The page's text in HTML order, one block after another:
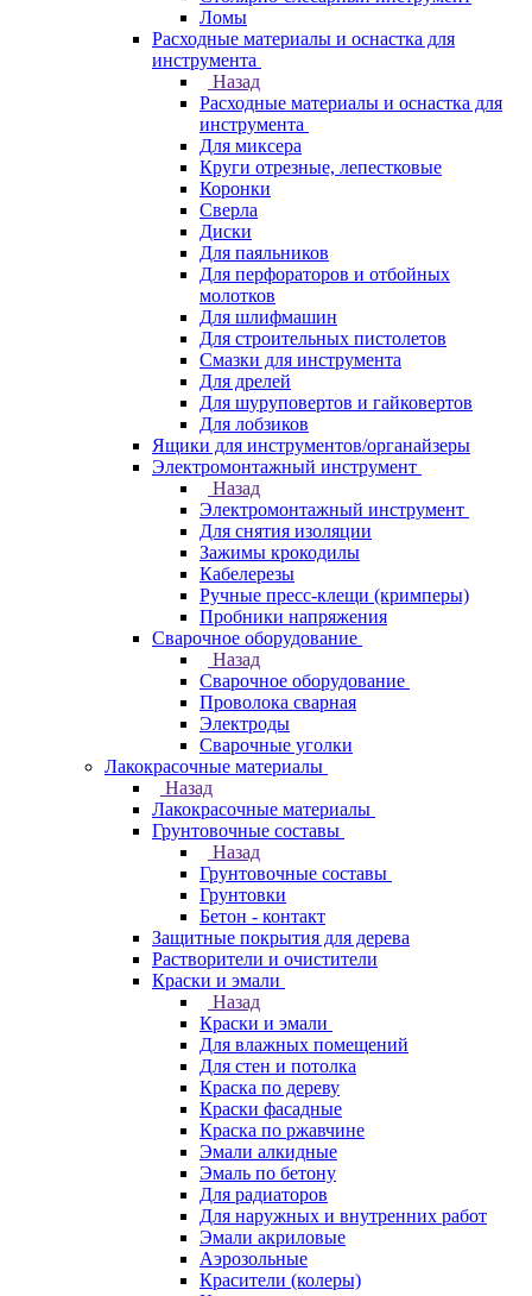
Ломы
Расходные материалы и оснастка для
инструмента
Назад
Расходные материалы и оснастка для
инструмента
Для миксера
Круги отрезные, лепестковые
Коронки
Сверла
Диски
Для паяльников
Для перфораторов и отбойных
молотков
Для шлифмашин
Для строительных пистолетов
Смазки для инструмента
Для дрелей
Для шуруповертов и гайковертов
Для лобзиков
Ящики для инструментов/органайзеры
Электромонтажный инструмент
Назад
Электромонтажный инструмент
Для снятия изоляции
Зажимы крокодилы
Кабелерезы
Ручные пресс-клещи (кримперы)
Пробники напряжения
Сварочное оборудование
Назад
Сварочное оборудование
Проволока сварная
Электроды
Сварочные уголки
Лакокрасочные материалы
Назад
Лакокрасочные материалы
Грунтовочные составы
Назад
Грунтовочные составы
Грунтовки
Бетон - контакт
Защитные покрытия для дерева
Растворители и очистители
Краски и эмали
Назад
Краски и эмали
Для влажных помещений
Для стен и потолка
Краска по дереву
Краски фасадные
Краска по ржавчине
Эмали алкидные
Эмаль по бетону
Для радиаторов
Для наружных и внутренних работ
Эмали акриловые
Аэрозольные
Красители (колеры)